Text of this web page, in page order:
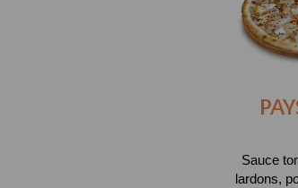
Sauce
lardons,